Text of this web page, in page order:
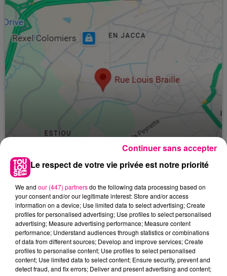
24 juillet 2026
Incendie à Plaisance-du-Touch : des
habitations évacuées face à...
Le respect de votre vie privée est notre priorité
We and our (447) partnersdo the following data processing based on
your consent and/or our legitimate interest: Store and/or access
information on a device; Use limited data to select advertising; Create
profiles for personalised advertising; Use profiles to select personalised
advertising; Measure advertising performance; Measure content
performance; Understand audiences through statistics or combinations
of data from different sources; Develop and improve services; Create
profiles to personalise content; Use profiles to select personalised
content; Use limited data to select content; Ensure security, prevent and
detect fraud, and fix errors; Deliver and present advertising and content;
Continuer sans accepter